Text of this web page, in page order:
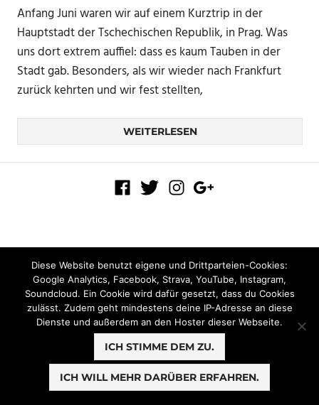
Anfang Juni waren wir auf einem Kurztrip in der
Hauptstadt der Tschechischen Republik, in Prag. Was
uns dort extrem auffiel: dass es kaum Tauben in der
Stadt gab. Besonders, als wir wieder nach Frankfurt
zurück kehrten und wir fest stellten,
WEITERLESEN
Diese Website benutzt eigene und Drittparteien-Cookies:
Google Analytics, Facebook, Strava, YouTube, Instagram,
Soundcloud. Ein Cookie wird dafür gesetzt, dass du Cookies
zulässt. Zudem geht mindestens deine IP-Adresse an diese
Dienste und außerdem an den Hoster dieser Webseite.
ICH STIMME DEM ZU.
ICH WILL MEHR DARÜBER ERFAHREN.